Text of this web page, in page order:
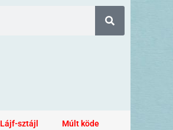
Lájf-sztájl Múlt köde